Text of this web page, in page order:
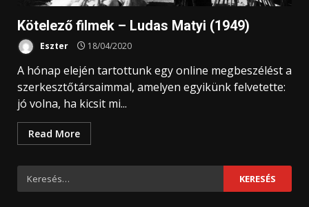
Kötelező filmek – Ludas Matyi (1949)
Eszter 18/04/2020
A hónap elején tartottunk egy online megbeszélést a
szerkesztőtársaimmal, amelyen egyikünk felvetette:
jó volna, ha kicsit mi...
Read More
Keresés: